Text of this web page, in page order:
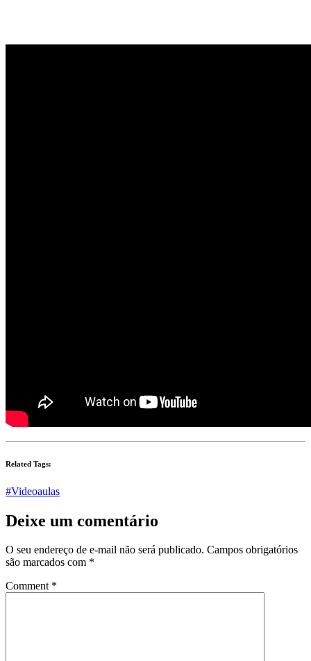
Related Tags:
#Videoaulas
Deixe um comentário
O seu endereço de e-mail não será publicado. Campos obrigatórios
são marcados com *
Comment *